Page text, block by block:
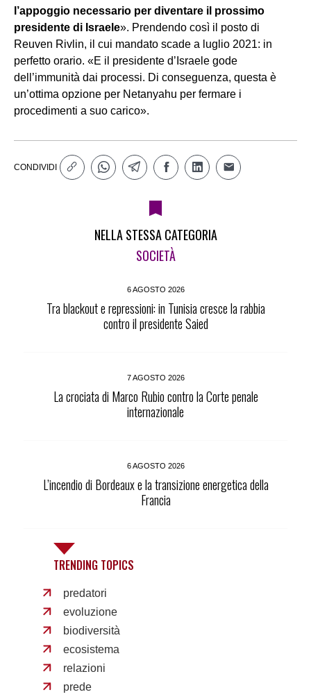
l’appoggio necessario per diventare il prossimo
presidente di Israele». Prendendo così il posto di
Reuven Rivlin, il cui mandato scade a luglio 2021: in
perfetto orario. «E il presidente d’Israele gode
dell’immunità dai processi. Di conseguenza, questa è
un’ottima opzione per Netanyahu per fermare i
procedimenti a suo carico».
CONDIVIDI
NELLA STESSA CATEGORIA
SOCIETÀ
6 AGOSTO 2026
Tra blackout e repressioni: in Tunisia cresce la rabbia
contro il presidente Saied
7 AGOSTO 2026
La crociata di Marco Rubio contro la Corte penale
internazionale
6 AGOSTO 2026
L’incendio di Bordeaux e la transizione energetica della
Francia
TRENDING TOPICS
predatori
evoluzione
biodiversità
ecosistema
relazioni
prede